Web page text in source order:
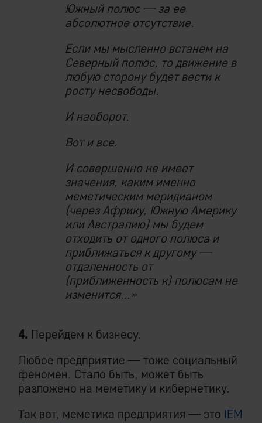
Южный полюс — за ее
абсолютное отсутствие.
Если мы мысленно встанем на
Северный полюс, то движение в
любую сторону будет вести к
росту несвободы.
И наоборот.
Вот и все.
И совершенно не имеет
значения, каким именно
меметическим меридианом
(через Африку, Южную Америку
или Австралию) мы будем
отходить от одного полюса и
приближаться к другому —
отдаленность от
(приближенность к) полюсам не
изменится…»
4. Перейдем к бизнесу.
Любое предприятие — тоже социальный
феномен. Стало быть, может быть
разложено на меметику и кибернетику.
Так вот, меметика предприятия — это IEM